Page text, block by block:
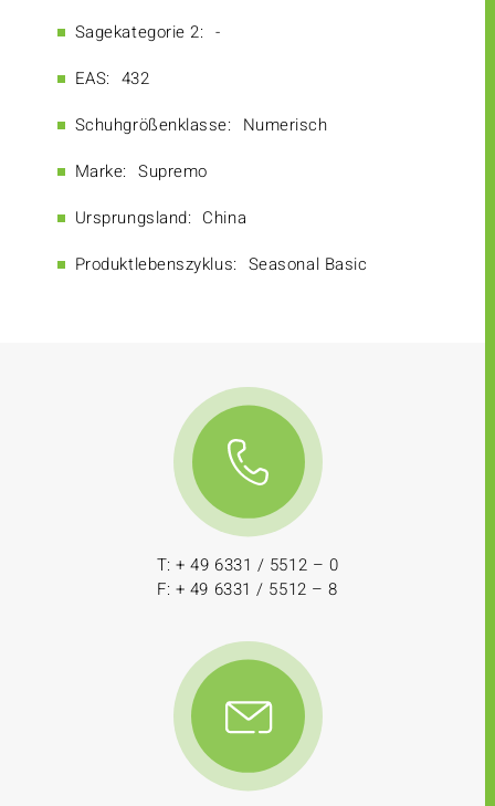
Sagekategorie 2: -
EAS: 432
Schuhgrößenklasse: Numerisch
Marke: Supremo
Ursprungsland: China
Produktlebenszyklus: Seasonal Basic
T: + 49 6331 / 5512 – 0
F: + 49 6331 / 5512 – 8